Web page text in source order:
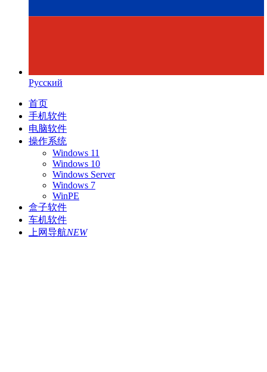
Русский
首页
手机软件
电脑软件
操作系统
Windows 11
Windows 10
Windows Server
Windows 7
WinPE
盒子软件
车机软件
上网导航NEW